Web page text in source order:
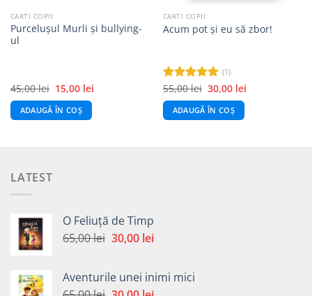
CARTI COPII
Purcelușul Murli și bullying-
ul
45,00lei Prețul
inițial
a
fost:
45,00 lei.
15,00 leiPrețul
ADAUGĂ ÎN COȘ
CARTI COPII
Acum pot și eu să zbor!
Evaluat la
5.00din 5
(1)
55,00lei Prețul
inițial
a
fost:
55,00 lei.
30,00 leiPrețul
ADAUGĂ ÎN COȘ
LATEST
O Feliuță de Timp
65,00lei Prețul
fost:
30,00 leiPrețul
30,00 lei.
Aventurile unei inimi mici